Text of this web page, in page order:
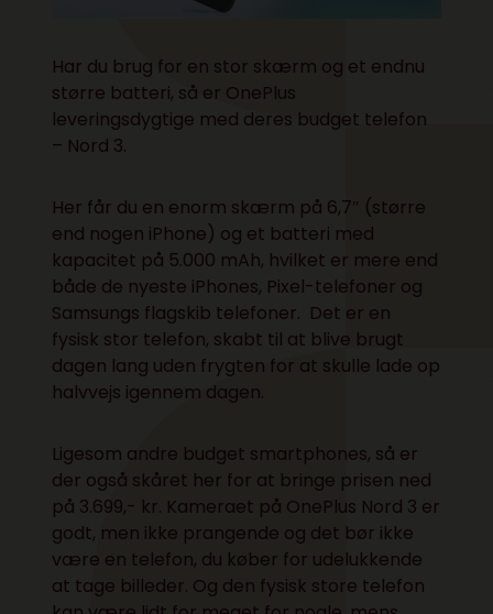
Har du brug for en stor skærm og et endnu
større batteri, så er OnePlus
leveringsdygtige med deres budget telefon
– Nord 3.
Her får du en enorm skærm på 6,7″ (større
end nogen iPhone) og et batteri med
kapacitet på 5.000 mAh, hvilket er mere end
både de nyeste iPhones, Pixel-telefoner og
Samsungs flagskib telefoner. Det er en
fysisk stor telefon, skabt til at blive brugt
dagen lang uden frygten for at skulle lade op
halvvejs igennem dagen.
Ligesom andre budget smartphones, så er
der også skåret her for at bringe prisen ned
på 3.699,- kr. Kameraet på OnePlus Nord 3 er
godt, men ikke prangende og det bør ikke
være en telefon, du køber for udelukkende
at tage billeder. Og den fysisk store telefon